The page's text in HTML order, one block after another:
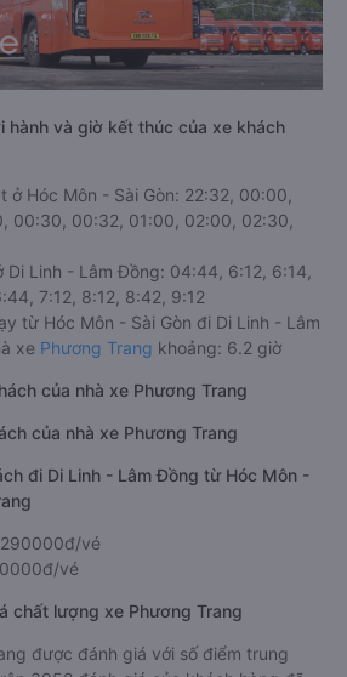
hành và giờ kết thúc của xe khách
ở Hóc Môn - Sài Gòn: 22:32, 00:00,
00:30, 00:32, 01:00, 02:00, 02:30,
Di Linh - Lâm Đồng: 04:44, 6:12, 6:14,
7:12, 8:12, 8:42, 9:12
từ Hóc Môn - Sài Gòn đi Di Linh - Lâm
xe Phương Trang khoảng: 6.2 giờ
của nhà xe Phương Trang
của nhà xe Phương Trang
đi Di Linh - Lâm Đồng từ Hóc Môn -
vé
vé
chất lượng xe Phương Trang
được đánh giá với số điểm trung